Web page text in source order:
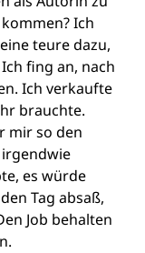
Ich
teure dazu,
fing an, nach
Ich verkaufte
brauchte.
mir so den
es würde
Tag absaß,
Job behalten